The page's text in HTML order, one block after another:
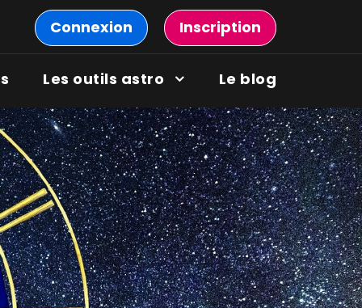
Connexion Inscription
Les outils astro Le blog